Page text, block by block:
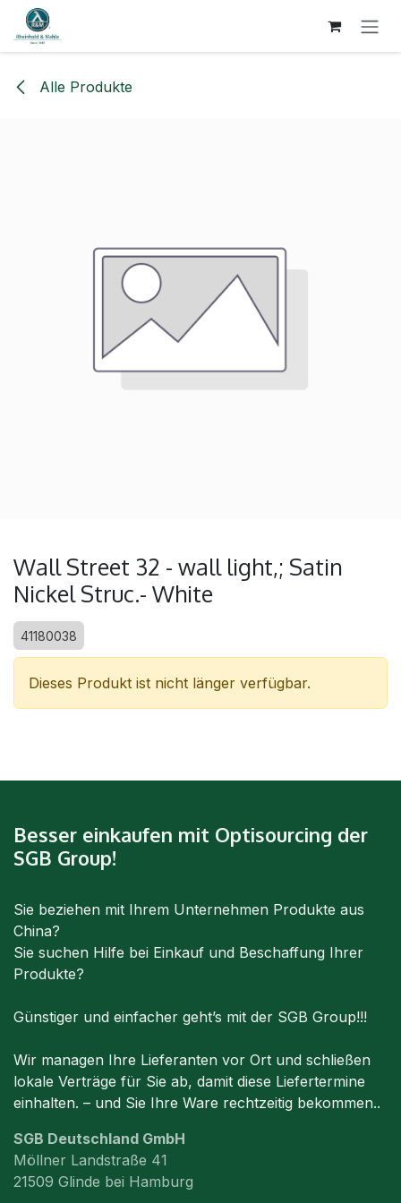
ZUM INHALT SPRINGEN
Alle Produkte
Wall Street 32 - wall light,; Satin
Nickel Struc.- White
41180038
Dieses Produkt ist nicht länger verfügbar.
Besser einkaufen mit Optisourcing der
SGB Group!
Sie beziehen mit Ihrem Unternehmen Produkte aus
China?
Sie suchen Hilfe bei Einkauf und Beschaffung Ihrer
Produkte?
Günstiger und einfacher geht’s mit der SGB Group!!!
Wir managen Ihre Lieferanten vor Ort und schließen
lokale Verträge für Sie ab, damit diese Liefertermine
einhalten. – und Sie Ihre Ware rechtzeitig bekommen..
SGB Deutschland GmbH
Möllner Landstraße 41
21509 Glinde bei Hamburg